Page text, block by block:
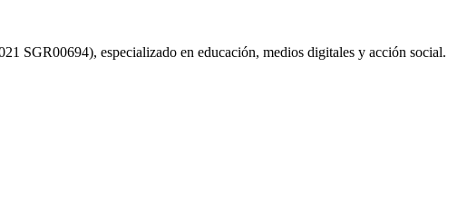
SGR00694), especializado en educación, medios digitales y acción social.